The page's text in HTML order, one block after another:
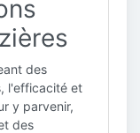
des
l'efficacité et
y parvenir,
des